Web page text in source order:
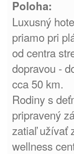
Poloha:
Luxusný
priamo pri
od centra
dopravou -
cca 50 km.
Rodiny s
pripravený
zatiaľ užívať
wellness